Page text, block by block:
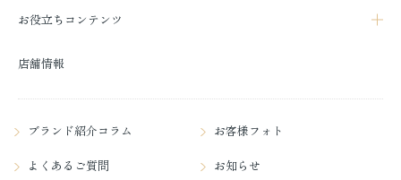
お役立ちコンテンツ
店舗情報
ブランド紹介コラム お客様フォト
よくあるご質問 お知らせ